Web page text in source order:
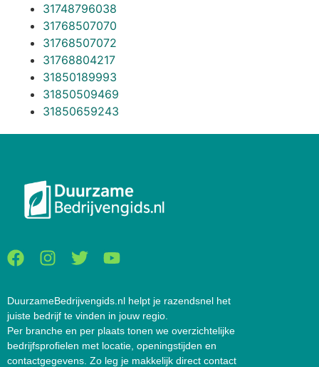
31748796038
31768507070
31768507072
31768804217
31850189993
31850509469
31850659243
DuurzameBedrijvengids.nl helpt je razendsnel het
juiste bedrijf te vinden in jouw regio.
Per branche en per plaats tonen we overzichtelijke
bedrijfsprofielen met locatie, openingstijden en
contactgegevens. Zo leg je makkelijk direct contact